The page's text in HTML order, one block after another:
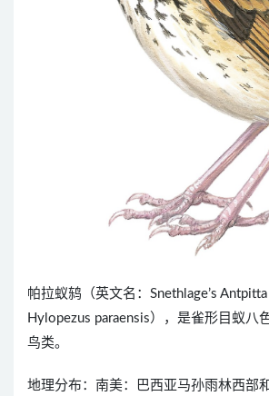
帕拉蚁鸫（英文名：Snethlage’s Antpitta
Hylopezus paraensis），是雀形目蚁八
鸟类。
地理分布：南美：巴西亚马孙雨林西部